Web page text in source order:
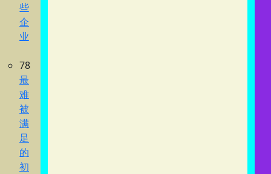
些
企
业
78
最
难
被
满
足
的
初